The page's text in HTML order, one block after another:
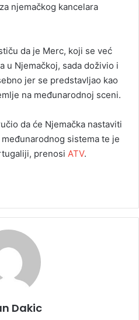
njemačkog kancelara
da je Merc, koji se već
u Njemačkoj, sada doživio i
jer se predstavljao kao
na međunarodnoj sceni.
da će Njemačka nastaviti
sistema te je
prenosi ATV.
Dakic